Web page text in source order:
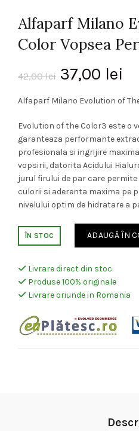
Alfaparf Milano
Color Vopsea
42,00lei Prețul
inițial
a
fost:
42,00 lei.
37,00 lei
Alfaparf Milano Evolution of
Evolution of the Color3 este o
garanteaza performante
profesionala si ingrijire
vopsirii, datorita Acidului
jurul firului de par care
culorii si aderenta maxima pe
nivelului optim de hidratare a
ÎN STOC ADAUGĂ ÎN
Livrare direct din stoc
Produse 100% originale
Livrare oriunde in Romania